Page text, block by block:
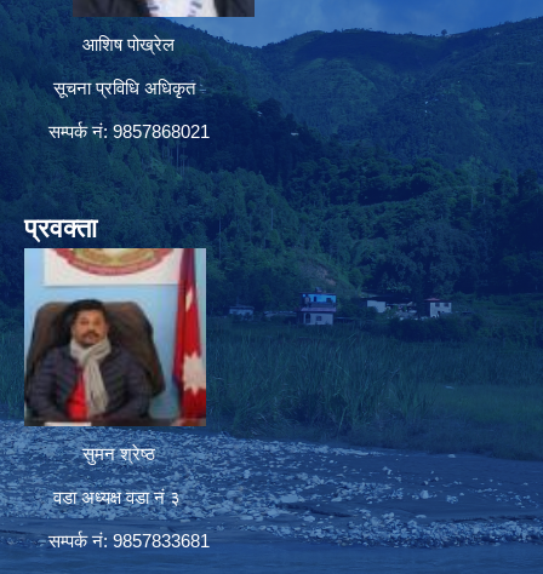
आशिष पोख्रेल
सूचना प्रविधि अधिकृत
सम्पर्क नं: 9857868021
प्रवक्ता
सुमन श्रेष्ठ
वडा अध्यक्ष वडा नं ३
सम्पर्क नं: 9857833681